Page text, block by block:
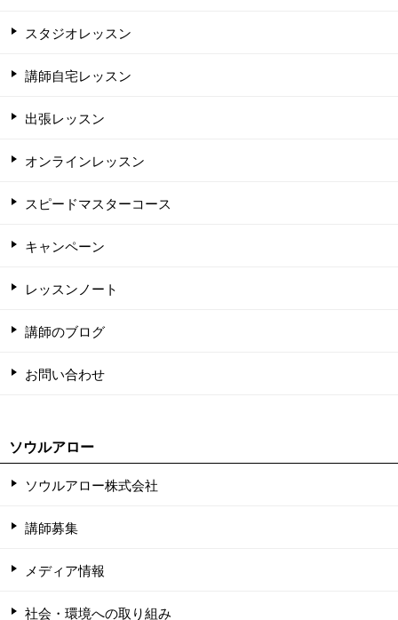
スタジオレッスン
講師自宅レッスン
出張レッスン
オンラインレッスン
スピードマスターコース
キャンペーン
レッスンノート
講師のブログ
お問い合わせ
ソウルアロー
ソウルアロー株式会社
講師募集
メディア情報
社会・環境への取り組み